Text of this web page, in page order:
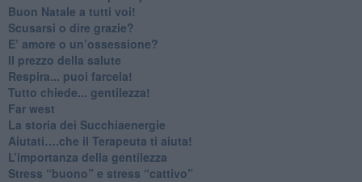
​Buon Natale a tutti voi!
​Scusarsi o dire grazie?
​E’ amore o un’ossessione?
​Il prezzo della salute
​Respira... puoi farcela!
​Tutto chiede... gentilezza!
​Far west
​La storia dei Succhiaenergie
​Aiutati….che il Terapeuta ti aiuta!
​L’importanza della gentilezza
​Stress “buono” e stress “cattivo”